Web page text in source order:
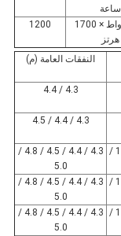
ساعة
2000 واط × 1700
هرتز
1200
النفقات العامة (م)
4.3 / 4.4
4.3 / 4.4 / 4.5
1.5 / 1.6 / 1.7 / 1.8 /
4.3 / 4.4 / 4.5 / 4.8 /
5.0
1.5 / 1.6 / 1.7 / 1.8 /
4.3 / 4.4 / 4.5 / 4.8 /
5.0
1.5 / 1.6 / 1.7 / 1.8 /
4.3 / 4.4 / 4.5 / 4.8 /
5.0